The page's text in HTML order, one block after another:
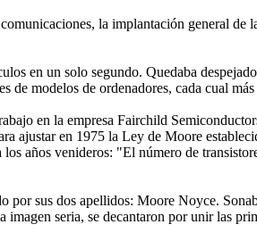
la implantación general
en un solo segundo. Quedaba
modelos de ordenadores, cada cual
en la empresa Fairchild
ajustar en 1975 la Ley de Moore
años venideros: "El número de
sus dos apellidos: Moore Noyce.
seria, se decantaron por unir las